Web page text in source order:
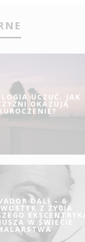
UCZUĆ. JAK
OKAZUJĄ
DALI – 6
Z ŻYCIA
EKSCENTRYKA
W ŚWIECIE